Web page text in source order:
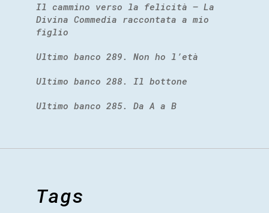
Il cammino verso la felicità – La
Divina Commedia raccontata a mio
figlio
Ultimo banco 289. Non ho l’età
Ultimo banco 288. Il bottone
Ultimo banco 285. Da A a B
Tags